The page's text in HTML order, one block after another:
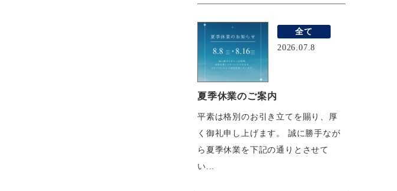
全て
2026.07.8
夏季休業のご案内
平素は格別のお引き立てを賜り、厚
く御礼申し上げます。 誠に勝手なが
ら夏季休業を下記の通りとさせて
い...